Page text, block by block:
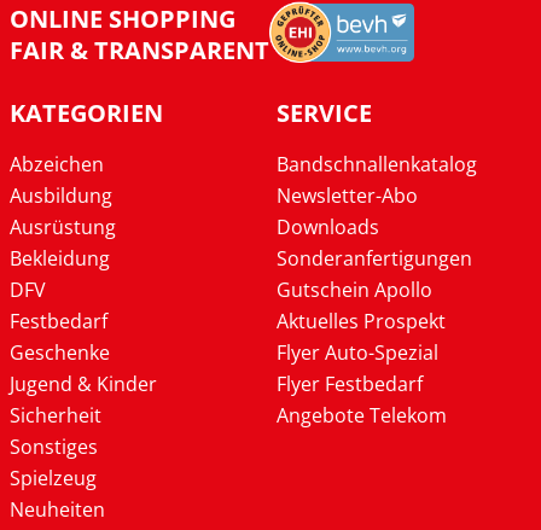
ONLINE SHOPPING
FAIR & TRANSPARENT
KATEGORIEN
Abzeichen
Ausbildung
Ausrüstung
Bekleidung
DFV
Festbedarf
Geschenke
Jugend & Kinder
Sicherheit
Sonstiges
Spielzeug
Neuheiten
SERVICE
Bandschnallenkatalog
Newsletter-Abo
Downloads
Sonderanfertigungen
Gutschein Apollo
Aktuelles Prospekt
Flyer Auto-Spezial
Flyer Festbedarf
Angebote Telekom